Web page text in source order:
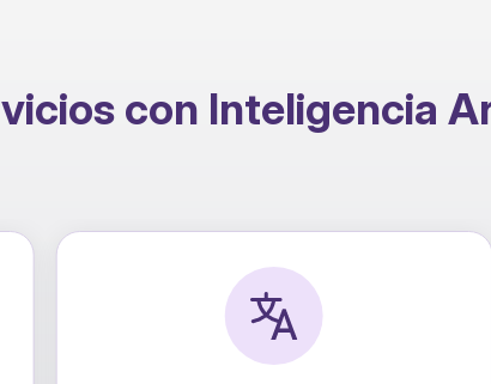
con Inteligencia